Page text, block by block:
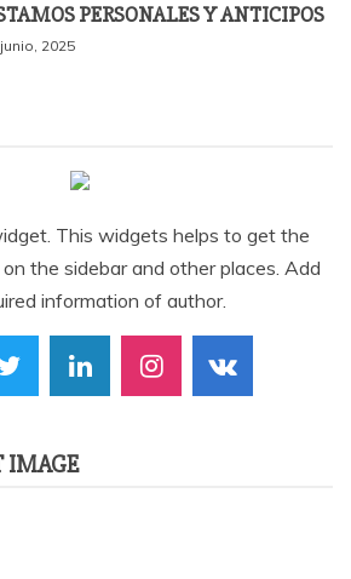
PERSONALES Y ANTICIPOS
2025
This widgets helps to get the
the sidebar and other places. Add
information of author.
IMAGE